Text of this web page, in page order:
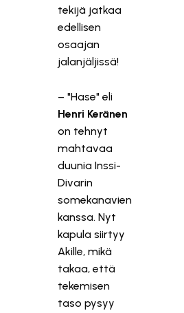
tekijä jatkaa
edellisen
osaajan
jalanjäljissä!
– "Hase" eli
Henri Keränen
on tehnyt
mahtavaa
duunia Inssi-
Divarin
somekanavien
kanssa. Nyt
kapula siirtyy
Akille, mikä
takaa, että
tekemisen
taso pysyy